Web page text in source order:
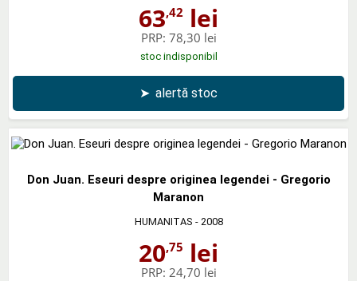
63,42 lei
PRP: 78,30 lei
stoc indisponibil
➤ alertă stoc
Don Juan. Eseuri despre originea legendei - Gregorio
Maranon
HUMANITAS - 2008
20,75 lei
PRP: 24,70 lei